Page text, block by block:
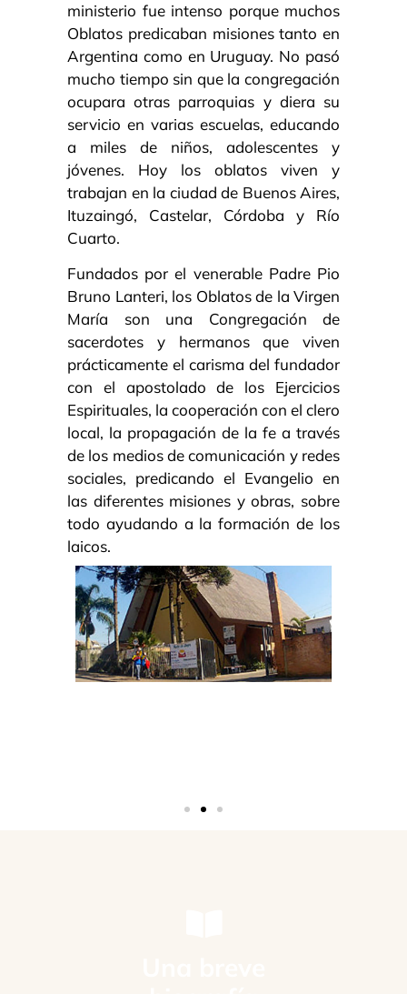
ministerio fue intenso porque muchos
Oblatos predicaban misiones tanto en
Argentina como en Uruguay. No pasó
mucho tiempo sin que la congregación
ocupara otras parroquias y diera su
servicio en varias escuelas, educando
a miles de niños, adolescentes y
jóvenes. Hoy los oblatos viven y
trabajan en la ciudad de Buenos Aires,
Ituzaingó, Castelar, Córdoba y Río
Cuarto.
Fundados por el venerable Padre Pio
Bruno Lanteri, los Oblatos de la Virgen
María son una Congregación de
sacerdotes y hermanos que viven
prácticamente el carisma del fundador
con el apostolado de los Ejercicios
Espirituales, la cooperación con el clero
local, la propagación de la fe a través
de los medios de comunicación y redes
sociales, predicando el Evangelio en
las diferentes misiones y obras, sobre
todo ayudando a la formación de los
laicos.